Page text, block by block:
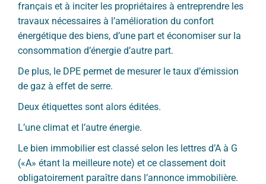
français et à inciter les propriétaires à entreprendre les
travaux nécessaires à l’amélioration du confort
énergétique des biens, d’une part et économiser sur la
consommation d’énergie d’autre part.
De plus, le DPE permet de mesurer le taux d’émission
de gaz à effet de serre.
Deux étiquettes sont alors éditées.
L’une climat et l’autre énergie.
Le bien immobilier est classé selon les lettres d’A à G
(«A» étant la meilleure note) et ce classement doit
obligatoirement paraître dans l’annonce immobilière.